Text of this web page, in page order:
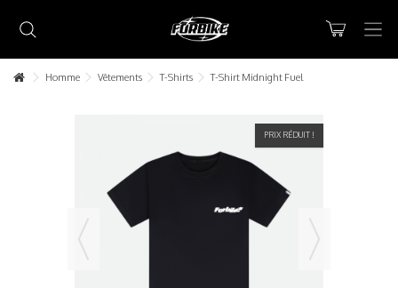
Lorem ipsum dolor sit amet
Lorem ipsum dolor sit amet, consectetur adipisicing elit, sed do
eiusmod tempor incididunt ut labore et dolore magna aliqua. Ut
Homme Vêtements T-Shirts T-Shirt Midnight Fuel
PRIX RÉDUIT !